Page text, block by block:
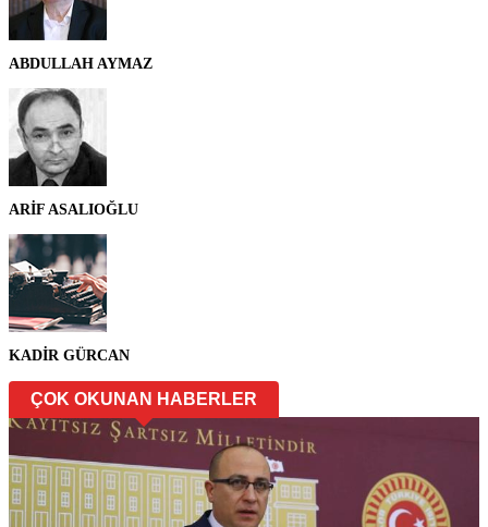
ABDULLAH AYMAZ
ARİF ASALIOĞLU
KADİR GÜRCAN
ÇOK OKUNAN HABERLER